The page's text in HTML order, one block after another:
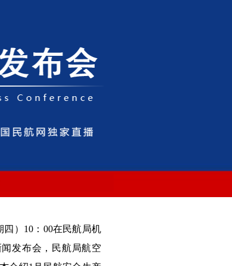
四）10：00在民航局机
发布会，民航局航空